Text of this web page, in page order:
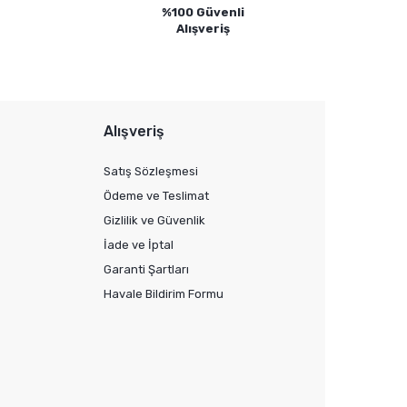
%100 Güvenli
Alışveriş
Alışveriş
Satış Sözleşmesi
Ödeme ve Teslimat
Gizlilik ve Güvenlik
İade ve İptal
Garanti Şartları
Havale Bildirim Formu